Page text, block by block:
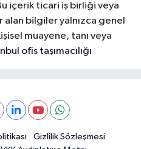
içerik ticari iş birliği veya
bilgiler yalnızca genel
muayene, tanı veya
ofis taşımacılığı
Gizlilik Sözleşmesi